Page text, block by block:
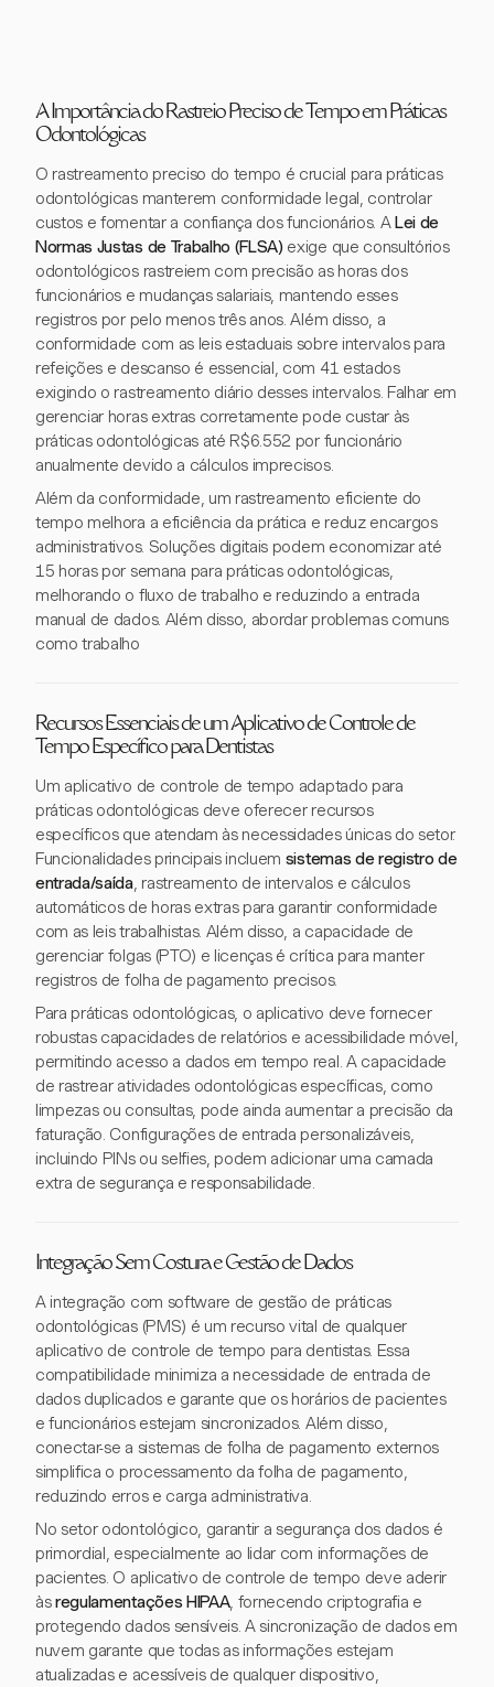
A Importância do Rastreio Preciso de Tempo em Práticas
Odontológicas
O rastreamento preciso do tempo é crucial para práticas
odontológicas manterem conformidade legal, controlar
custos e fomentar a confiança dos funcionários. ALei de
Normas Justas de Trabalho (FLSA)exige que consultórios
odontológicos rastreiem com precisão as horas dos
funcionários e mudanças salariais, mantendo esses
registros por pelo menos três anos. Além disso, a
conformidade com as leis estaduais sobre intervalos para
refeições e descanso é essencial, com 41 estados
exigindo o rastreamento diário desses intervalos. Falhar em
gerenciar horas extras corretamente pode custar às
práticas odontológicas até R$6.552 por funcionário
anualmente devido a cálculos imprecisos.
Além da conformidade, um rastreamento eficiente do
tempo melhora a eficiência da prática e reduz encargos
administrativos. Soluções digitais podem economizar até
15 horas por semana para práticas odontológicas,
melhorando o fluxo de trabalho e reduzindo a entrada
manual de dados. Além disso, abordar problemas comuns
como trabalho
Recursos Essenciais de um Aplicativo de Controle de
Tempo Específico para Dentistas
Um aplicativo de controle de tempo adaptado para
práticas odontológicas deve oferecer recursos
específicos que atendam às necessidades únicas do setor.
Funcionalidades principais incluem sistemas de registro de
entrada/saída, rastreamento de intervalos e cálculos
automáticos de horas extras para garantir conformidade
com as leis trabalhistas. Além disso, a capacidade de
gerenciar folgas (PTO) e licenças é crítica para manter
registros de folha de pagamento precisos.
Para práticas odontológicas, o aplicativo deve fornecer
robustas capacidades de relatórios e acessibilidade móvel,
permitindo acesso a dados em tempo real. A capacidade
de rastrear atividades odontológicas específicas, como
limpezas ou consultas, pode ainda aumentar a precisão da
faturação. Configurações de entrada personalizáveis,
incluindo PINs ou selfies, podem adicionar uma camada
extra de segurança e responsabilidade.
Integração Sem Costura e Gestão de Dados
A integração com software de gestão de práticas
odontológicas (PMS) é um recurso vital de qualquer
aplicativo de controle de tempo para dentistas. Essa
compatibilidade minimiza a necessidade de entrada de
dados duplicados e garante que os horários de pacientes
e funcionários estejam sincronizados. Além disso,
conectar-se a sistemas de folha de pagamento externos
simplifica o processamento da folha de pagamento,
reduzindo erros e carga administrativa.
No setor odontológico, garantir a segurança dos dados é
primordial, especialmente ao lidar com informações de
pacientes. O aplicativo de controle de tempo deve aderir
àsregulamentações HIPAA, fornecendo criptografia e
protegendo dados sensíveis. A sincronização de dados em
nuvem garante que todas as informações estejam
atualizadas e acessíveis de qualquer dispositivo,